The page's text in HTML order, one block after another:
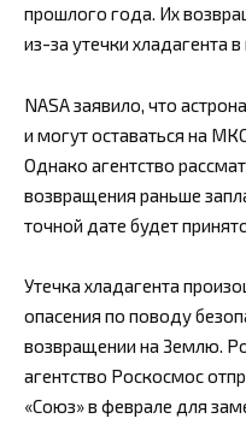
прошлого года. Их
из-за утечки хладагента
NASA заявило, что
и могут оставаться на
Однако агентство
возвращения раньше
точной дате будет
Утечка хладагента
опасения по поводу
возвращении на Землю.
агентство Роскосмос
«Союз» в феврале для